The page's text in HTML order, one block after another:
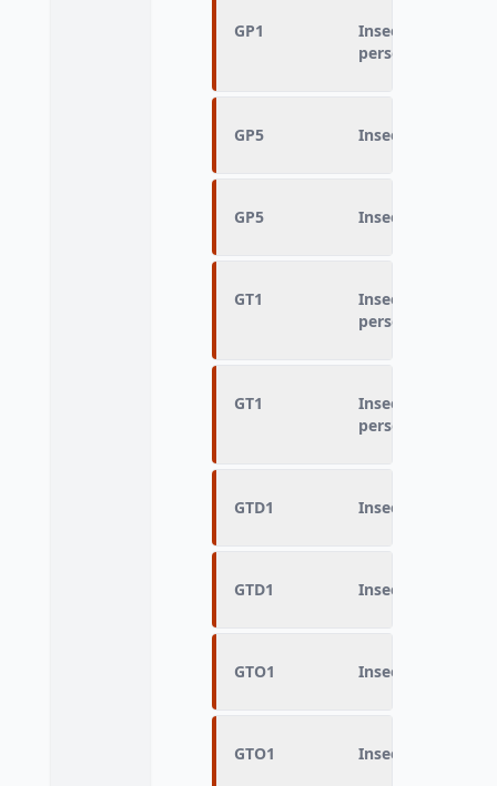
GP1
Insee Zone fine
personne
GP5 Insee Zone fine
GP5 Insee Zone fine
GT1
Insee Zone fine
personne
GT1
Insee Zone fine
personne
GTD1 Insee Zone fine
GTD1 Insee Zone fine
GTO1 Insee Zone fine
GTO1 Insee Zone fine